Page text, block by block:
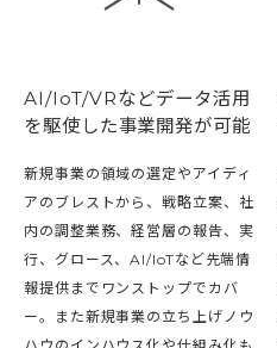
AI/IoT/VRなどデータ活用
を駆使した事業開発が可能
新規事業の領域の選定やアイディ
アのブレストから、戦略立案、社
内の調整業務、経営層の報告、実
行、グロース、AI/IoTなど先端情
報提供までワンストップでカバ
ー。また新規事業の立ち上げノウ